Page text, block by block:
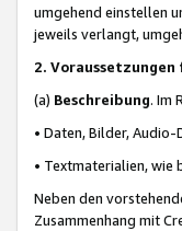
umgehend einstellen
jeweils verlangt,
2. Voraussetzungen
(a) Beschreibung. Im
• Daten, Bilder,
• Textmaterialien,
Neben den
Zusammenhang mit